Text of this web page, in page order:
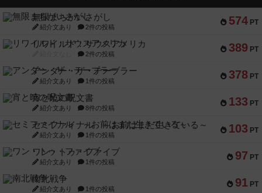
574 PT
無限まちがいさがし
紹介文あり 2件の投稿
389 PT
リワイルド：サウスアメリカ
2件の投稿
378 PT
アンダー・ザ・テーブラー
紹介文あり 1件の投稿
133 PT
宵と暁の呪文書
紹介文あり 8件の投稿
103 PT
セミファイナル ～お前はまだ生きている～
紹介文あり 1件の投稿
97 PT
ワン・トゥ・ファイブ
紹介文あり 1件の投稿
91 PT
南北戦争
紹介文あり 1件の投稿